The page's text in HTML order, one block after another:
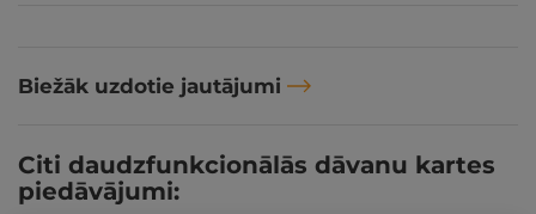
Biežāk uzdotie jautājumi
Citi daudzfunkcionālās dāvanu kartes
piedāvājumi: